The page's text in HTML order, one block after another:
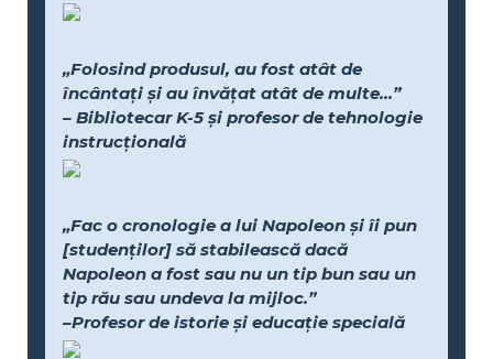
„Folosind produsul, au fost atât de
încântați și au învățat atât de multe...”
– Bibliotecar K-5 și profesor de tehnologie
instrucțională
„Fac o cronologie a lui Napoleon și îi pun
[studenților] să stabilească dacă
Napoleon a fost sau nu un tip bun sau un
tip rău sau undeva la mijloc.”
–Profesor de istorie și educație specială